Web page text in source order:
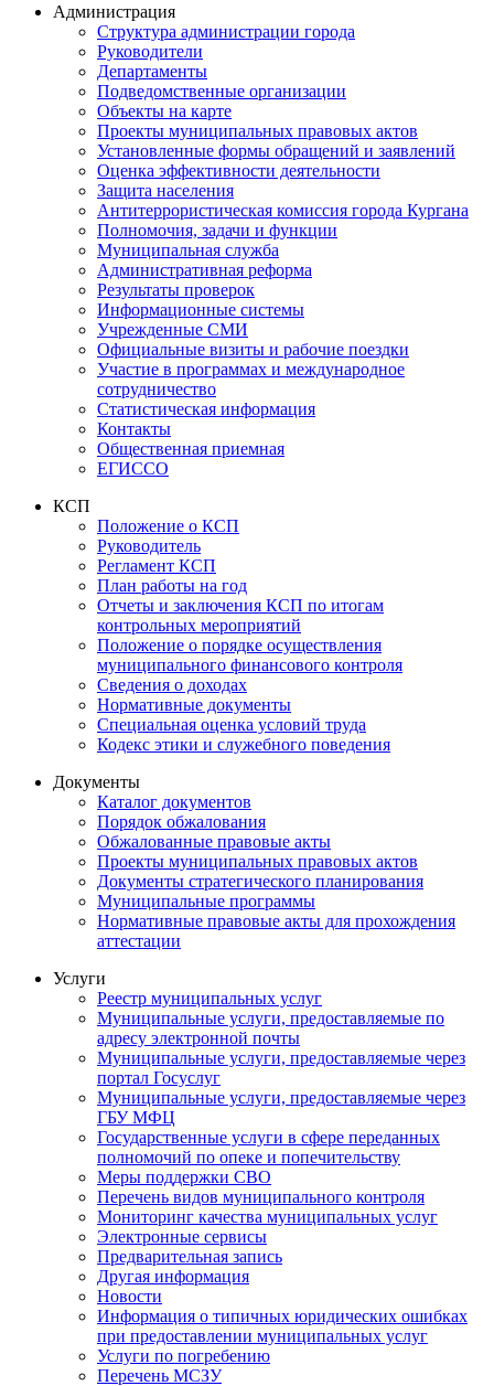
Администрация
Структура администрации города
Руководители
Департаменты
Подведомственные организации
Объекты на карте
Проекты муниципальных правовых актов
Установленные формы обращений и заявлений
Оценка эффективности деятельности
Защита населения
Антитеррористическая комиссия города Кургана
Полномочия, задачи и функции
Муниципальная служба
Административная реформа
Результаты проверок
Информационные системы
Учрежденные СМИ
Официальные визиты и рабочие поездки
Участие в программах и международное
сотрудничество
Статистическая информация
Контакты
Общественная приемная
ЕГИССО
КСП
Положение о КСП
Руководитель
Регламент КСП
План работы на год
Отчеты и заключения КСП по итогам
контрольных мероприятий
Положение о порядке осуществления
муниципального финансового контроля
Сведения о доходах
Нормативные документы
Специальная оценка условий труда
Кодекс этики и служебного поведения
Документы
Каталог документов
Порядок обжалования
Обжалованные правовые акты
Проекты муниципальных правовых актов
Документы стратегического планирования
Муниципальные программы
Нормативные правовые акты для прохождения
аттестации
Услуги
Реестр муниципальных услуг
Муниципальные услуги, предоставляемые по
адресу электронной почты
Муниципальные услуги, предоставляемые через
портал Госуслуг
Муниципальные услуги, предоставляемые через
ГБУ МФЦ
Государственные услуги в сфере переданных
полномочий по опеке и попечительству
Меры поддержки СВО
Перечень видов муниципального контроля
Мониторинг качества муниципальных услуг
Электронные сервисы
Предварительная запись
Другая информация
Новости
Информация о типичных юридических ошибках
при предоставлении муниципальных услуг
Услуги по погребению
Перечень МСЗУ